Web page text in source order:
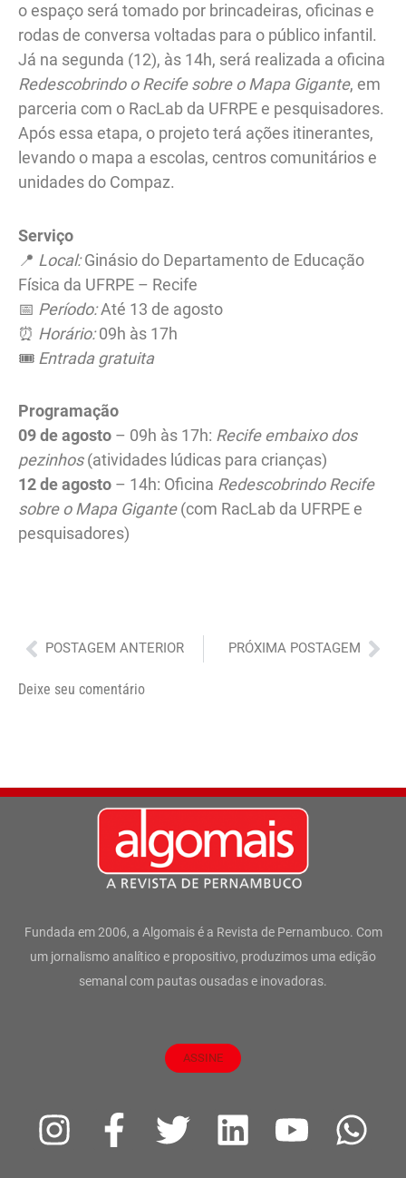
o espaço será tomado por brincadeiras, oficinas e
rodas de conversa voltadas para o público infantil.
Já na segunda (12), às 14h, será realizada a oficina
Redescobrindo o Recife sobre o Mapa Gigante, em
parceria com o RacLab da UFRPE e pesquisadores.
Após essa etapa, o projeto terá ações itinerantes,
levando o mapa a escolas, centros comunitários e
unidades do Compaz.
Serviço
📍 Local:Ginásio do Departamento de Educação
Física da UFRPE – Recife
📅 Período:Até 13 de agosto
⏰ Horário:09h às 17h
🎟 Entrada gratuita
Programação
09 de agosto – 09h às 17h: Recife embaixo dos
pezinhos(atividades lúdicas para crianças)
12 de agosto – 14h: Oficina Redescobrindo Recife
sobre o Mapa Gigante(com RacLab da UFRPE e
pesquisadores)
Anterior
POSTAGEM ANTERIOR PRÓXIMA POSTAGEM
Deixe seu comentário
Fundada em 2006, a Algomais é a Revista de Pernambuco. Com
um jornalismo analítico e propositivo, produzimos uma edição
semanal com pautas ousadas e inovadoras.
ASSINE
I
F
a
T
L
Y
W